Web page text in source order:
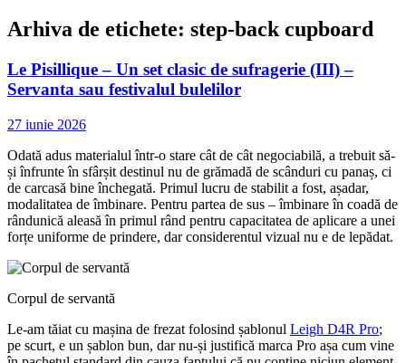
Arhiva de etichete: step-back cupboard
Le Pisillique – Un set clasic de sufragerie (III) –
Servanta sau festivalul bulelilor
27 iunie 2026
Odată adus materialul într-o stare cât de cât negociabilă, a trebuit să-
și înfrunte în sfârșit destinul nu de grămadă de scânduri cu panaș, ci
de carcasă bine închegată. Primul lucru de stabilit a fost, așadar,
modalitatea de îmbinare. Pentru partea de sus – îmbinare în coadă de
rândunică aleasă în primul rând pentru capacitatea de aplicare a unei
forțe uniforme de prindere, dar considerentul vizual nu e de lepădat.
Corpul de servantă
Le-am tăiat cu mașina de frezat folosind șablonul Leigh D4R Pro;
pe scurt, e un șablon bun, dar nu-și justifică marca Pro așa cum vine